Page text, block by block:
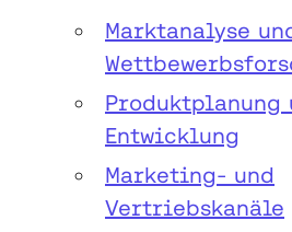
Marktanalyse
Produktplanung
Entwicklung
Marketing- und
Vertriebskanäle